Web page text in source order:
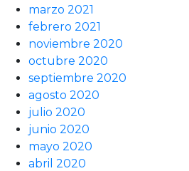
marzo 2021
febrero 2021
noviembre 2020
octubre 2020
septiembre 2020
agosto 2020
julio 2020
junio 2020
mayo 2020
abril 2020